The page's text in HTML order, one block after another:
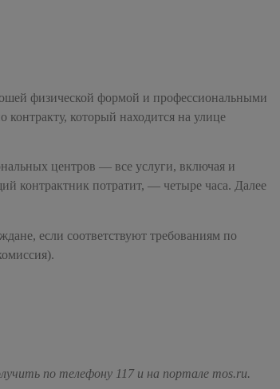
физической формой и профессиональными
который находится на улице
центров — все услуги, включая и
контрактник потратит, — четыре часа. Далее
если соответствуют требованиям по
по телефону 117 и на портале mos.ru.